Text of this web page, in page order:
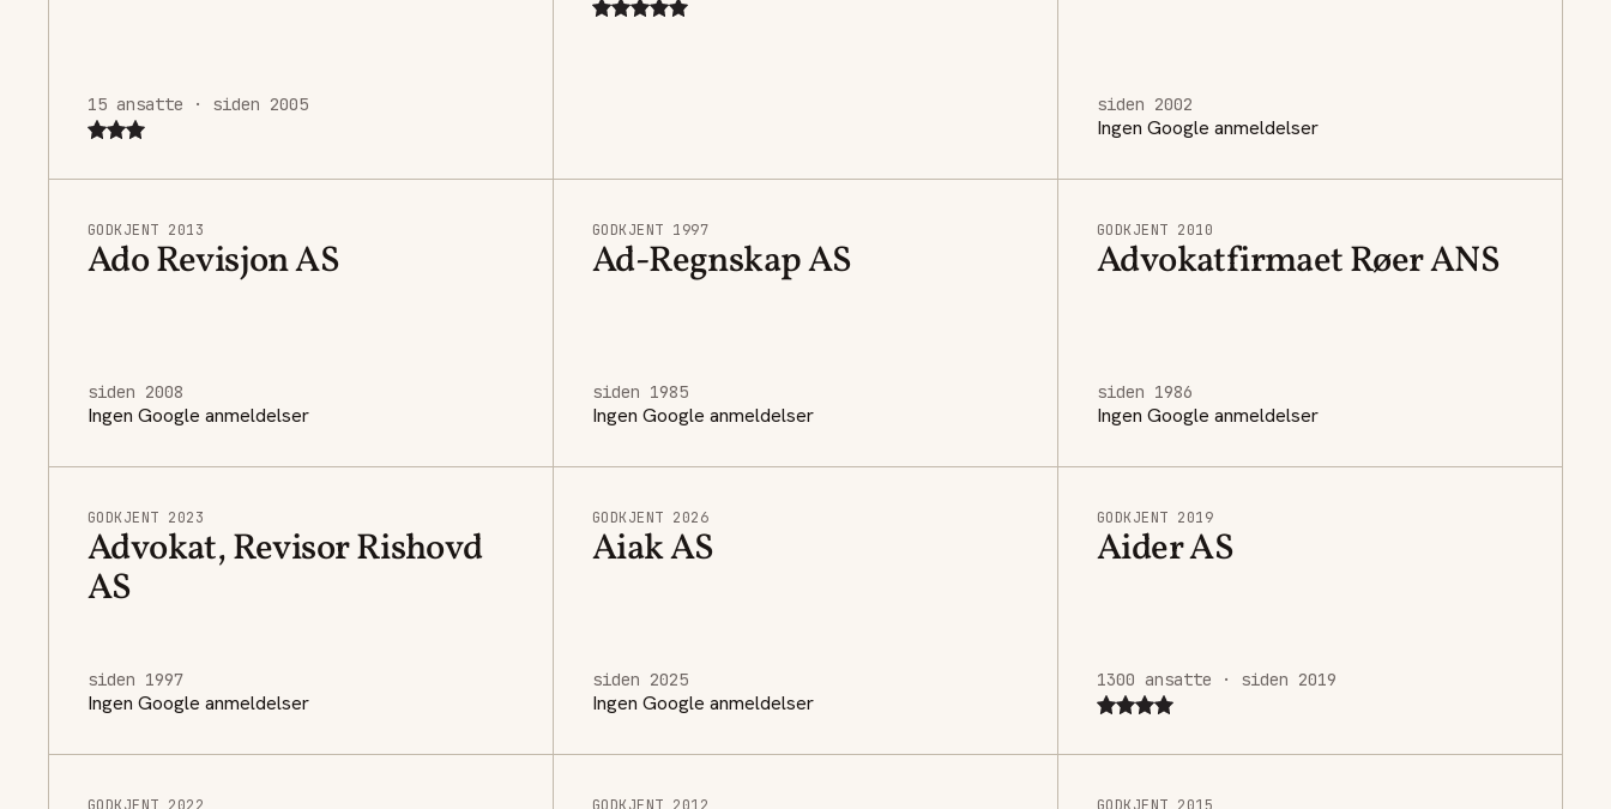
15 ansatte · siden 2005 siden 2002
Ingen Google anmeldelser
GODKJENT 2013
Ado Revisjon AS
siden 2008
Ingen Google anmeldelser
GODKJENT 1997
Ad-Regnskap AS
siden 1985
Ingen Google anmeldelser
GODKJENT 2010
Advokatfirmaet Røer ANS
siden 1986
Ingen Google anmeldelser
GODKJENT 2023
Advokat, Revisor Rishovd
AS
siden 1997
Ingen Google anmeldelser
GODKJENT 2026
Aiak AS
siden 2025
Ingen Google anmeldelser
GODKJENT 2019
Aider AS
1300 ansatte · siden 2019